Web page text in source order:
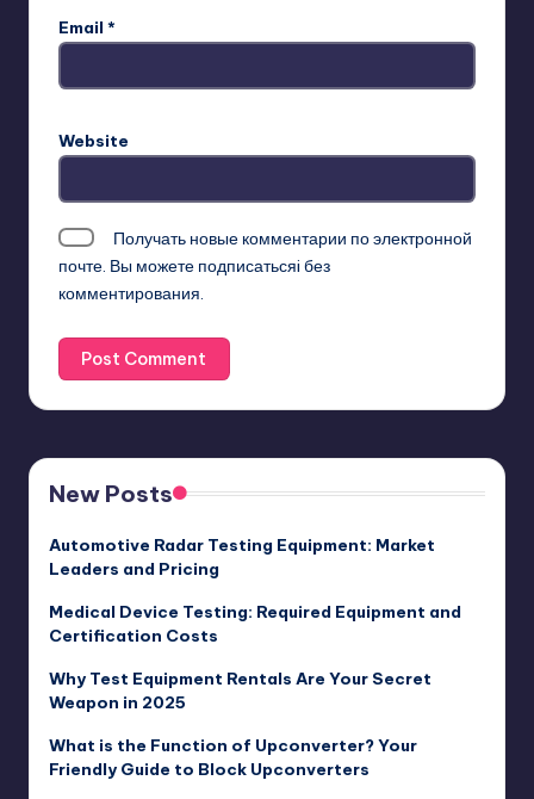
Email *
Website
Получать новые комментарии по электронной
почте. Вы можете подписатьсяi без
комментирования.
New Posts
Automotive Radar Testing Equipment: Market
Leaders and Pricing
Medical Device Testing: Required Equipment and
Certification Costs
Why Test Equipment Rentals Are Your Secret
Weapon in 2025
What is the Function of Upconverter? Your
Friendly Guide to Block Upconverters